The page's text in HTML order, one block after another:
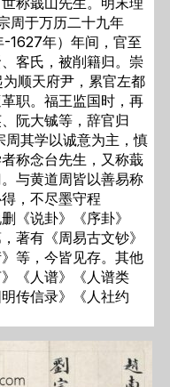
周于万历二十九年
-1627年）年间，官至
客氏，被削籍归。崇
顺天府尹，累官左都
职。福王监国时，再
阮大铖等，辞官归
周其学以诚意为主，慎
称念台先生，又称蕺
与黄道周皆以善易称
，不尽墨守程
《说卦》《序卦》
著有《周易古文钞》
等，今皆见存。其他
《人谱》《人谱类
传信录》《人社约